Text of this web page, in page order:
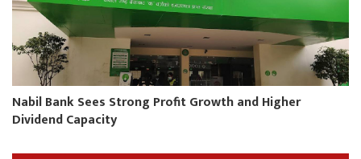
Nabil Bank Sees Strong Profit Growth and Higher
Dividend Capacity